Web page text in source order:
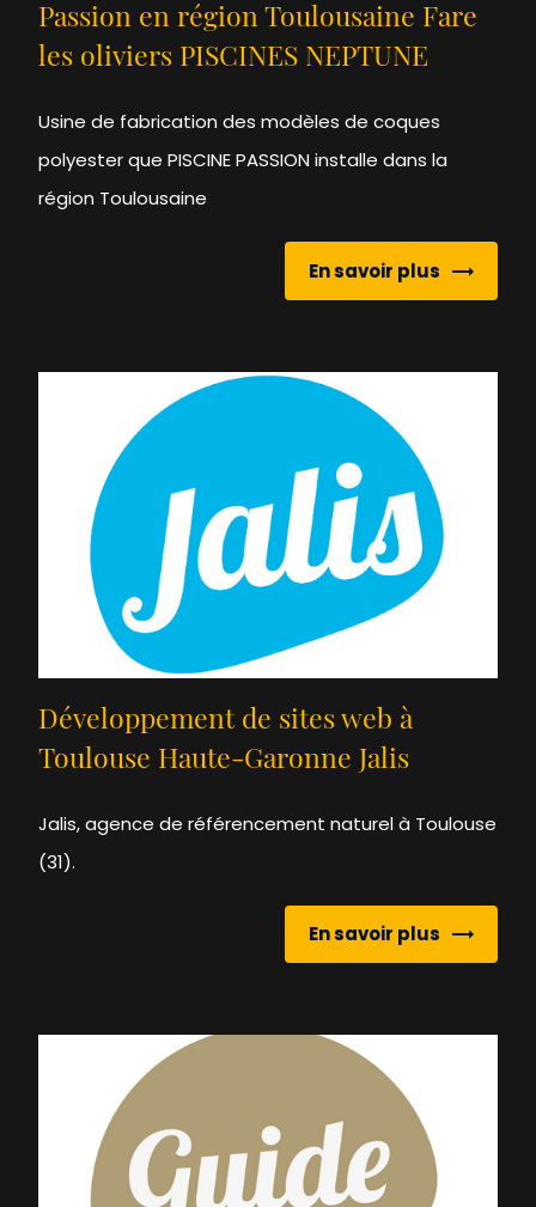
Passion en région Toulousaine Fare
les oliviers PISCINES NEPTUNE
Usine de fabrication des modèles de coques
polyester que PISCINE PASSION installe dans la
région Toulousaine
En savoir plus
Développement de sites web à
Toulouse Haute-Garonne Jalis
Jalis, agence de référencement naturel à Toulouse
(31).
En savoir plus